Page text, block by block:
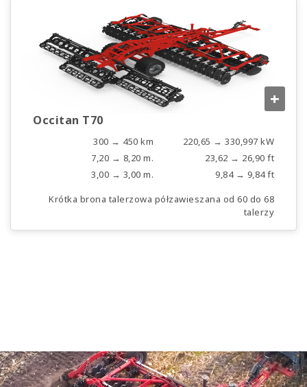
+
Occitan T70
300 → 450 km
220,65 → 330,997 kW
7,20 → 8,20 m.
23,62 → 26,90 ft
3,00 → 3,00 m.
9,84 → 9,84 ft
Krótka brona talerzowa półzawieszana od 60 do 68
talerzy